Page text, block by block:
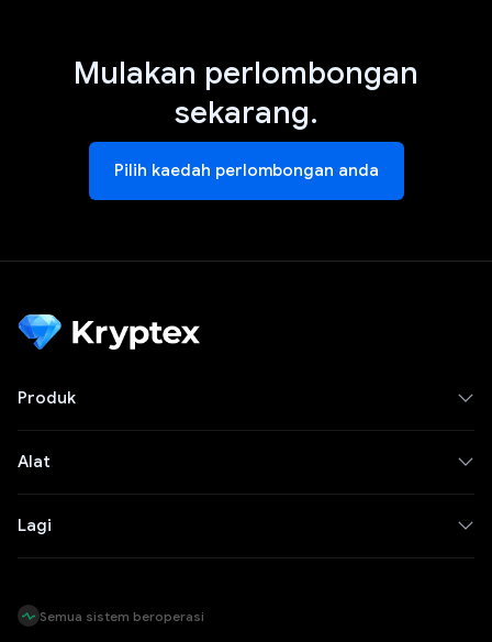
Mulakan perlombongan
sekarang.
Pilih kaedah perlombongan anda
Produk
Alat
Lagi
Semua sistem beroperasi